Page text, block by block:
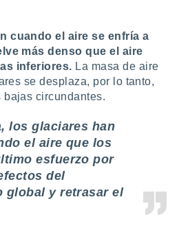
cuando el aire se enfría a
más denso que el aire
inferiores. La masa de aire
se desplaza, por lo tanto,
bajas circundantes.
los glaciares han
el aire que los
esfuerzo por
del
global y retrasar el